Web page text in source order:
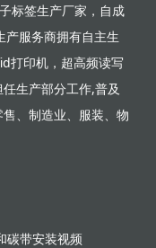
标签生产厂家，自成
产服务商拥有自主生
打印机，超高频读写
生产部分工作,普及
、制造业、服装、物
碳带安装视频